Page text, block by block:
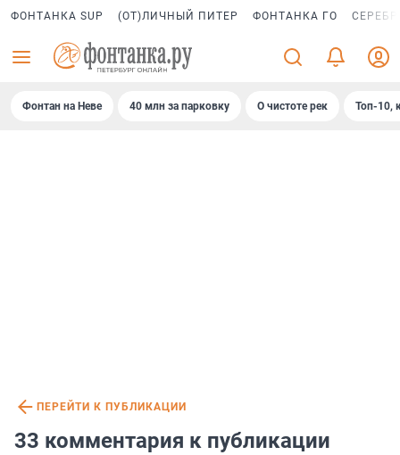
ФОНТАНКА SUP (ОТ)ЛИЧНЫЙ ПИТЕР ФОНТАНКА ГО
Фонтан на Неве 40 млн за парковку О чистоте рек Топ-10,
ПЕРЕЙТИ К ПУБЛИКАЦИИ
33 комментария к публикации